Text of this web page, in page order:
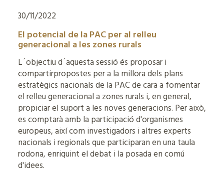
30/11/2022
El potencial de la PAC per al relleu
generacional a les zones rurals
L´objectiu d´aquesta sessió és proposar i
compartirpropostes per a la millora dels plans
estratègics nacionals de la PAC de cara a fomentar
el relleu generacional a zones rurals i, en general,
propiciar el suport a les noves generacions. Per això,
es comptarà amb la participació d'organismes
europeus, així com investigadors i altres experts
nacionals i regionals que participaran en una taula
rodona, enriquint el debat i la posada en comú
d'idees.